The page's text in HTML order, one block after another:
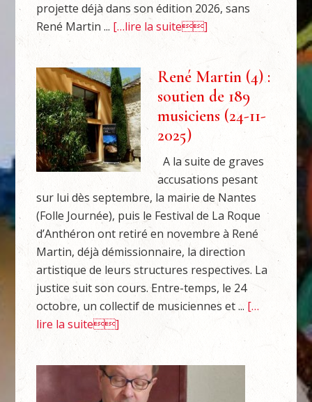
projette déjà dans son édition 2026, sans
René Martin ... […lire la suite]
René Martin (4) :
soutien de 189
musiciens (24-11-
2025)
A la suite de graves
accusations pesant
sur lui dès septembre, la mairie de Nantes
(Folle Journée), puis le Festival de La Roque
d’Anthéron ont retiré en novembre à René
Martin, déjà démissionnaire, la direction
artistique de leurs structures respectives. La
justice suit son cours. Entre-temps, le 24
octobre, un collectif de musiciennes et ...[…
lire la suite]